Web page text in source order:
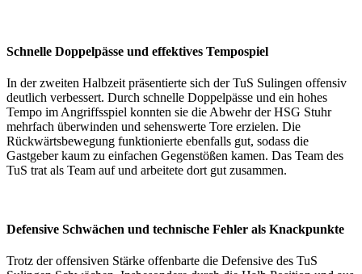
Schnelle Doppelpässe und effektives Tempospiel
In der zweiten Halbzeit präsentierte sich der TuS Sulingen offensiv
deutlich verbessert. Durch schnelle Doppelpässe und ein hohes
Tempo im Angriffsspiel konnten sie die Abwehr der HSG Stuhr
mehrfach überwinden und sehenswerte Tore erzielen. Die
Rückwärtsbewegung funktionierte ebenfalls gut, sodass die
Gastgeber kaum zu einfachen Gegenstößen kamen. Das Team des
TuS trat als Team auf und arbeitete dort gut zusammen.
Defensive Schwächen und technische Fehler als Knackpunkte
Trotz der offensiven Stärke offenbarte die Defensive des TuS